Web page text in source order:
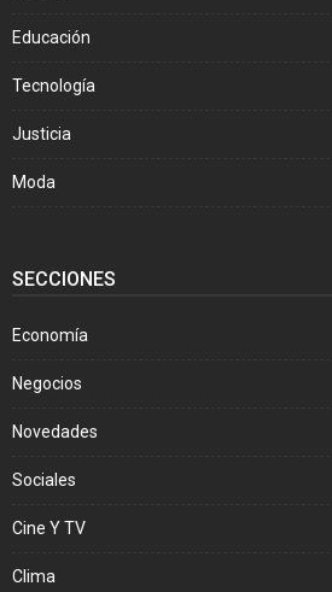
Educación
Tecnología
Justicia
Moda
SECCIONES
Economía
Negocios
Novedades
Sociales
Cine Y TV
Clima